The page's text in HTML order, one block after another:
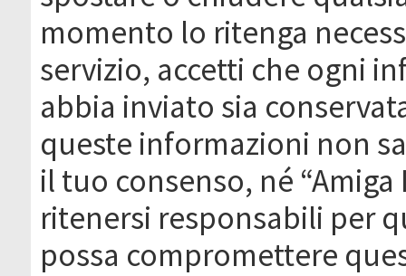
momento lo ritenga
servizio, accetti che ogni
abbia inviato sia
queste informazioni non
il tuo consenso, né
ritenersi responsabili per
possa compromettere